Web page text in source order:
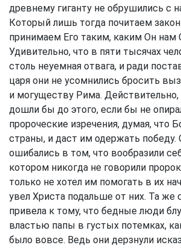
древнему гиганту не обрушились с
Который лишь тогда почитаем
принимаем Его таким, каким Он нам
Удивительно, что в пяти тысячах
столь неуемная отвага, и ради
царя они не усомнились бросить
и могуществу Рима. Действительно,
дошли бы до этого, если бы не
пророческие изречения, думая, что
страны, и даст им одержать победу.
ошибались в том, что вообразили
котором никогда не говорили
только не хотел им помогать в их
увел Христа подальше от них. Та же
привела к тому, что бедные люди
властью папы в густых потемках,
было вовсе. Ведь они дерзнули